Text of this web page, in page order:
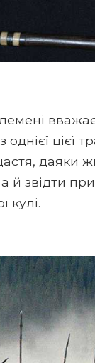
однієї цієї
даяки
й звідти
кулі.